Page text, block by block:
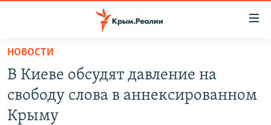
Вернуться
основному
содержанию
Вернутся
СПЕЦПРОЕКТЫ
ВОДА
НОВОСТИ
В Киеве обсудят давление на
свободу слова в аннексированном
Крыму